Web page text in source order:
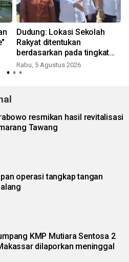
Dudung: Lokasi Sekolah
Rakyat ditentukan
berdasarkan pada tingkat
kemiskinan wilayah
Rabu, 5 Agustus 2026
resmikan hasil revitalisasi
Tawang
operasi tangkap tangan
KMP Mutiara Sentosa 2
dilaporkan meninggal